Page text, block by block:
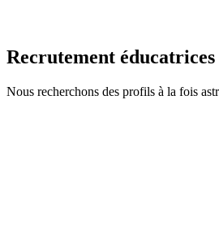
Recrutement
Nous recherchons des profils à la fois